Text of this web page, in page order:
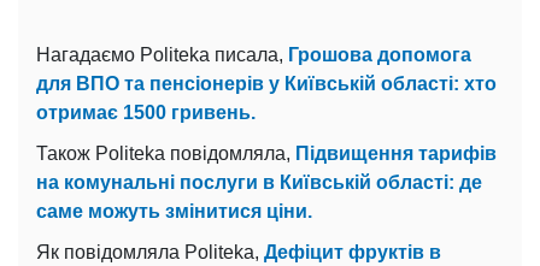
Нагадаємо Politeka писала, Грошова допомога
для ВПО та пенсіонерів у Київській області: хто
отримає 1500 гривень.
Також Politeka повідомляла, Підвищення тарифів
на комунальні послуги в Київській області: де
саме можуть змінитися ціни.
Як повідомляла Politeka, Дефіцит фруктів в